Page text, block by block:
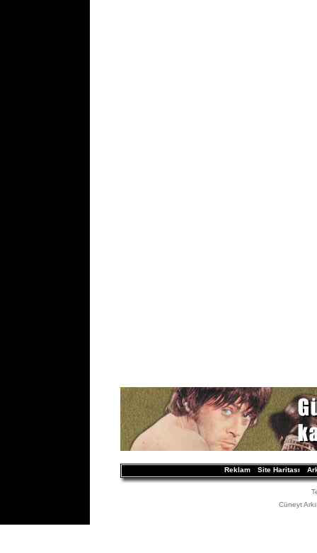
Reklam Site Haritası
Cüneyt